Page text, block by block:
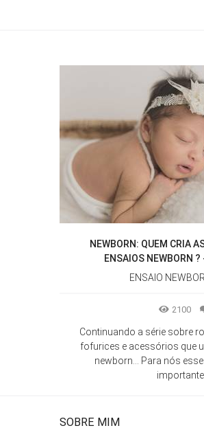
NEWBORN: QUEM CRIA
ENSAIOS NEWBORN ?
ENSAIO
2100
Continuando a série sobre
fofurices e acessórios que
newborn... Para nós
SOBRE MIM